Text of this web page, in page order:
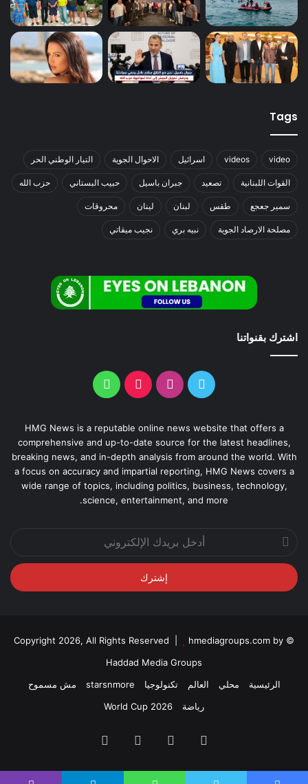
Tags
video
videos اسرائيل الاحوال الجوية التيار الوطني الحر
القوات اللبنانية تصعيد جبران باسيل حبيب البستاني حزب الله
سمير جعجع طقس لبنان لينان محروقات
مصلحة الارصاد الجوية نبيه بري نجيب ميقاتي
اشترك بقنواتنا
HMG News is a reputable online news website that offers a
comprehensive and up-to-date source for the latest headlines,
breaking news, and in-depth analysis from around the world. With
a focus on accuracy and impartial reporting, HMG News covers a
wide range of topics, including politics, business, technology,
science, entertainment, and more.
أدخل
بريدك
الإلكتروني
© Copyright 2026, All Rights Reserved |
hmediagroups.com by
Haddad Media Groups
الرئيسية
محلي العالم تكنولوجيا starsnmore
مش مسموح
رياضة
World Cup 2026